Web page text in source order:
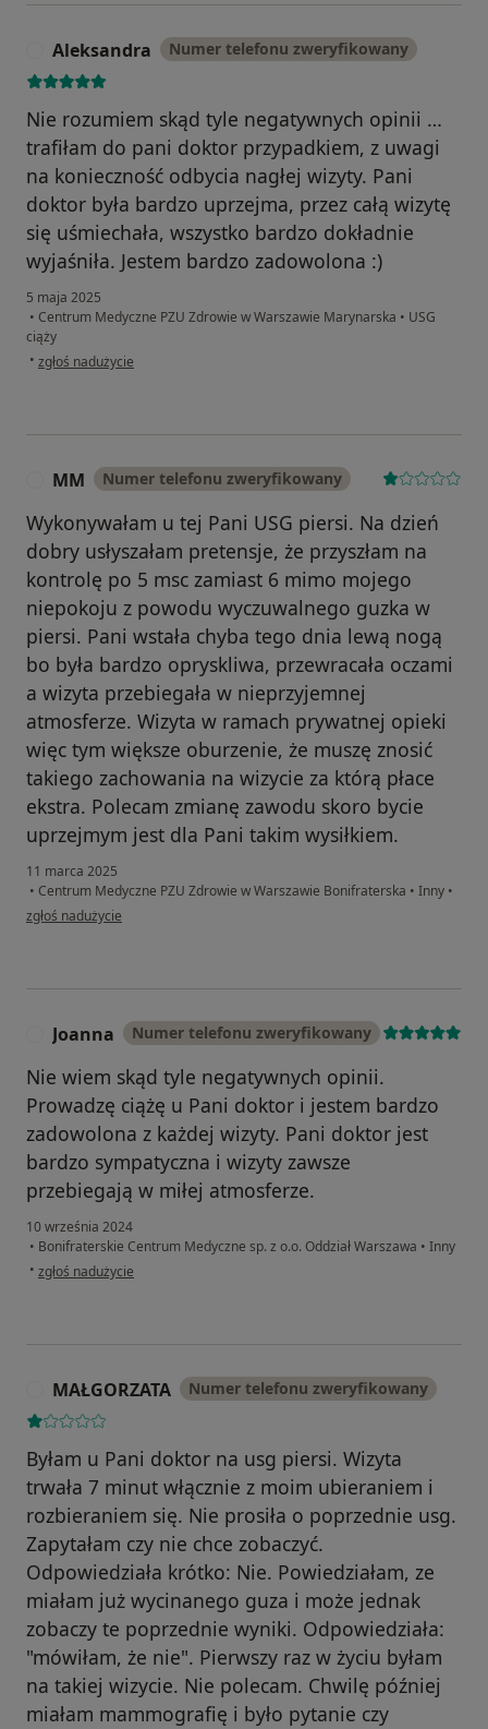
Aleksandra Numer telefonu zweryfikowany
Nie rozumiem skąd tyle negatywnych opinii …
trafiłam do pani doktor przypadkiem, z uwagi
na konieczność odbycia nagłej wizyty. Pani
doktor była bardzo uprzejma, przez całą wizytę
się uśmiechała, wszystko bardzo dokładnie
wyjaśniła. Jestem bardzo zadowolona :)
5 maja 2025
• Centrum Medyczne PZU Zdrowie w Warszawie Marynarska • USG
ciąży
• w opinii użytkownika Aleksandra
zgłoś nadużycie
MM Numer telefonu zweryfikowany
Wykonywałam u tej Pani USG piersi. Na dzień
dobry usłyszałam pretensje, że przyszłam na
kontrolę po 5 msc zamiast 6 mimo mojego
niepokoju z powodu wyczuwalnego guzka w
piersi. Pani wstała chyba tego dnia lewą nogą
bo była bardzo opryskliwa, przewracała oczami
a wizyta przebiegała w nieprzyjemnej
atmosferze. Wizyta w ramach prywatnej opieki
więc tym większe oburzenie, że muszę znosić
takiego zachowania na wizycie za którą płace
ekstra. Polecam zmianę zawodu skoro bycie
uprzejmym jest dla Pani takim wysiłkiem.
11 marca 2025
• Centrum Medyczne PZU Zdrowie w Warszawie Bonifraterska • Inny •
w opinii użytkownika MM
zgłoś nadużycie
Joanna Numer telefonu zweryfikowany
Nie wiem skąd tyle negatywnych opinii.
Prowadzę ciążę u Pani doktor i jestem bardzo
zadowolona z każdej wizyty. Pani doktor jest
bardzo sympatyczna i wizyty zawsze
przebiegają w miłej atmosferze.
10 września 2024
• Bonifraterskie Centrum Medyczne sp. z o.o. Oddział Warszawa • Inny
• w opinii użytkownika Joanna
zgłoś nadużycie
MAŁGORZATA Numer telefonu zweryfikowany
Byłam u Pani doktor na usg piersi. Wizyta
trwała 7 minut włącznie z moim ubieraniem i
rozbieraniem się. Nie prosiła o poprzednie usg.
Zapytałam czy nie chce zobaczyć.
Odpowiedziała krótko: Nie. Powiedziałam, ze
miałam już wycinanego guza i może jednak
zobaczy te poprzednie wyniki. Odpowiedziała:
"mówiłam, że nie". Pierwszy raz w życiu byłam
na takiej wizycie. Nie polecam. Chwilę później
miałam mammografię i było pytanie czy